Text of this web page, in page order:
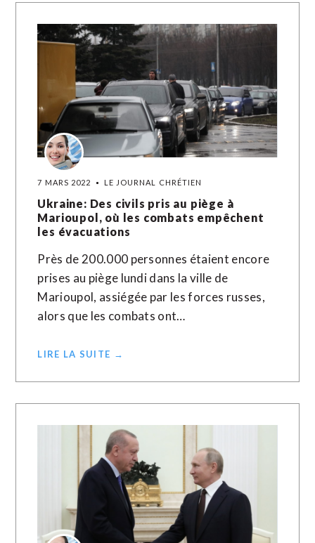
7 MARS 2022 LE JOURNAL CHRÉTIEN
Ukraine: Des civils pris au piège à
Marioupol, où les combats empêchent
les évacuations
Près de 200.000 personnes étaient encore
prises au piège lundi dans la ville de
Marioupol, assiégée par les forces russes,
alors que les combats ont…
LIRE LA SUITE →